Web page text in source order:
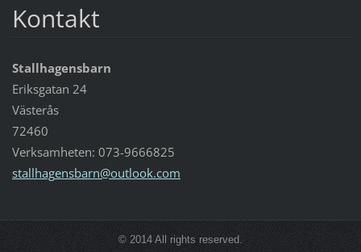
Kontakt
Stallhagensbarn
Eriksgatan 24
Västerås
72460
Verksamheten: 073-9666825
stallhagensbarn@outlook.com
© 2014 All rights reserved.